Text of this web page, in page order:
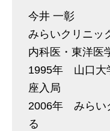
今井 一彰
みらいクリニ
内科医・東洋医
1995年 山口大
座入局
2006年 みらい
る